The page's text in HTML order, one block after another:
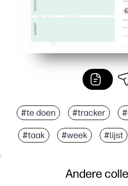
#te doen #tracker
#taak #week #lijst
Andere